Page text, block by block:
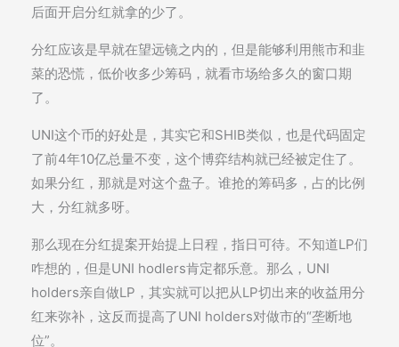
后面开启分红就拿的少了。
分红应该是早就在望远镜之内的，但是能够利用熊市和韭
菜的恐慌，低价收多少筹码，就看市场给多久的窗口期
了。
UNI这个币的好处是，其实它和SHIB类似，也是代码固定
了前4年10亿总量不变，这个博弈结构就已经被定住了。
如果分红，那就是对这个盘子。谁抢的筹码多，占的比例
大，分红就多呀。
那么现在分红提案开始提上日程，指日可待。不知道LP们
咋想的，但是UNI hodlers肯定都乐意。那么，UNI
holders亲自做LP，其实就可以把从LP切出来的收益用分
红来弥补，这反而提高了UNI holders对做市的“垄断地
位”。